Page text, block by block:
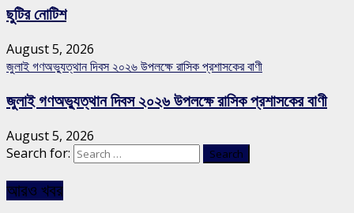
ছুটির নোটিশ
August 5, 2026
জুলাই গণঅভ্যুত্থান দিবস ২০২৬ উপলক্ষে রাসিক প্রশাসকের বাণী
জুলাই গণঅভ্যুত্থান দিবস ২০২৬ উপলক্ষে রাসিক প্রশাসকের বাণী
August 5, 2026
Search for:
আরও খবর